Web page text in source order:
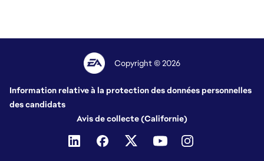
Copyright © 2026
Information relative à la protection des données personnelles
des candidats
Avis de collecte (Californie)